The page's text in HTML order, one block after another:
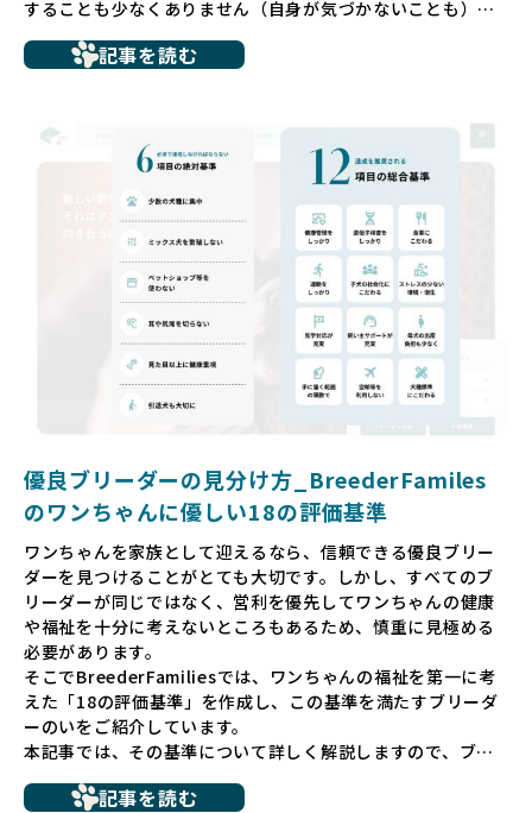
することも少なくありません（自身が気づかないことも）。
ち、健康面や社会性に問題を抱えていたり、またブリーダー
いるというケースもあります。こうした問題は、消費者にと
っても大きな負担であり、ワンちゃん自身にとっても非常に
だからこそ、私たちは正しい情報と安心して選べる場所を提
供すべきだと考えています。BreederFamiliesでは、ワンち
ゃんを家族のように愛する「優良ブリーダー」のみを独自の
厳しい基準で厳選し、その評価基準や評価結果をオープンに
しています。これにより、消費者の皆様が安心して子犬やブ
リーダーを選べる環境を整えています。
そして、消費者の皆様が正しい情報をもとに優良ブリーダー
を求めることで、ワンちゃんを家族のように愛する優良ブリ
ーダーが増え、営利優先の「悪徳ブリーダー」が自然と淘汰
される社会を目指しています。目の前の子犬だけでなく、親
ゃんに優しい世界を築いていきたいと考えています。
長するための環境が十分に整っていない場合が多く、販売ま
での間に過密な環境や長距離移動のストレスを受けることが
少なくありません。このような環境は、健康リスクや社会性
の問題につながりやすく、ワンちゃんにとっても望ましいと
は言えません。
こうした背景から、BreederFamiliesはペットショップを介
さない直接販売を採用するとともに、ペットオークションや
ペットショップを利用するブリーダーの掲載も行ってしませ
ん。
ペットショップを避けた方がいい理由の詳細はこちら
記事を読む
優良ブリーダーの見分け方_BreederFamiles
のワンちゃんに優しい18の評価基準
ワンちゃんを家族として迎えるなら、信頼できる優良ブリー
ダーを見つけることがとても大切です。しかし、すべてのブ
リーダーが同じではなく、営利を優先してワンちゃんの健康
や福祉を十分に考えないところもあるため、慎重に見極める
必要があります。
そこでBreederFamiliesでは、ワンちゃんの福祉を第一に考
えた「18の評価基準」を作成し、この基準を満たすブリーダ
ーのいをご紹介しています。
本記事では、その基準について詳しく解説しますので、ブリ
記事を読む